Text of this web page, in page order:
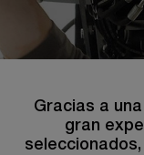
Gracias a
gran